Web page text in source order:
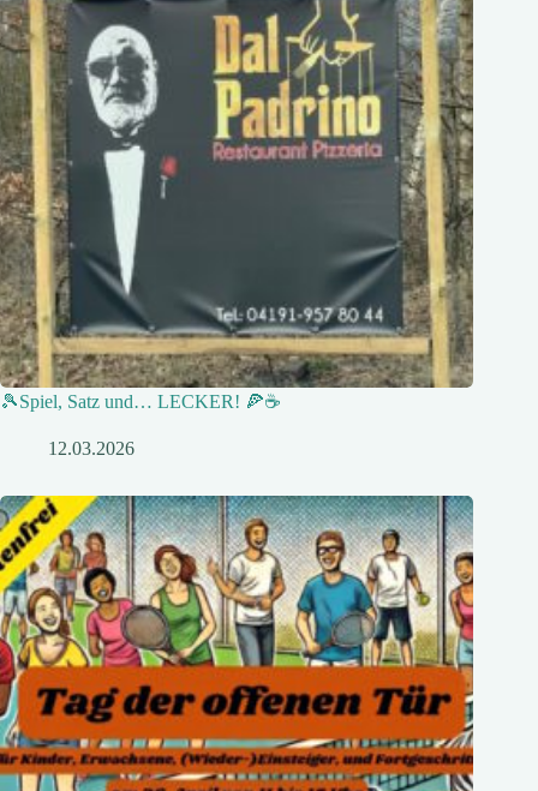
🎾Spiel, Satz und… LECKER! 🍕☕
12.03.2026